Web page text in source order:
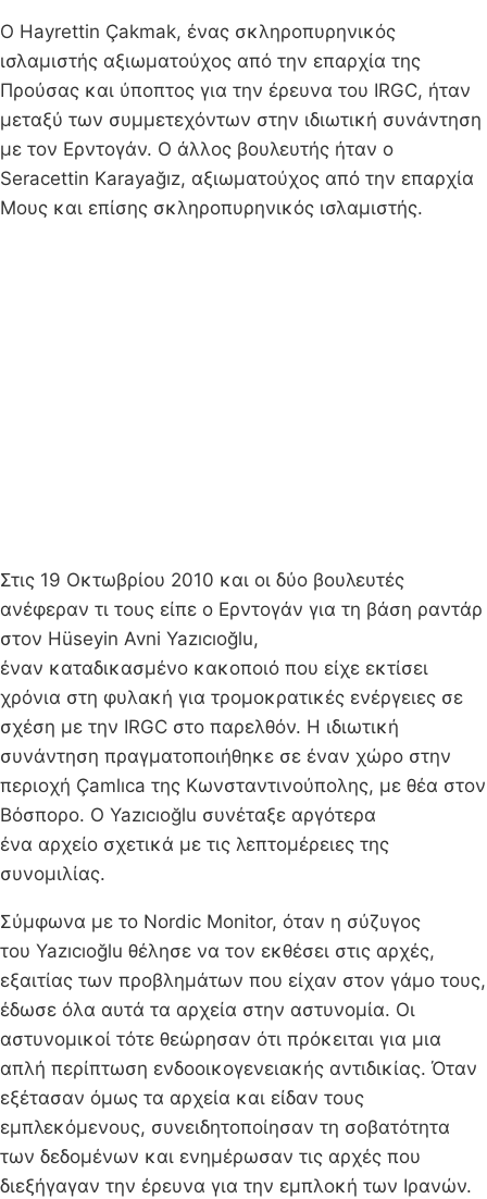
Ο Hayrettin Çakmak, ένας σκληροπυρηνικός
ισλαμιστής αξιωματούχος από την επαρχία της
Προύσας και ύποπτος για την έρευνα του IRGC, ήταν
μεταξύ των συμμετεχόντων στην ιδιωτική συνάντηση
με τον Ερντογάν. Ο άλλος βουλευτής ήταν ο
Seracettin Karayağız, αξιωματούχος από την επαρχία
Μους και επίσης σκληροπυρηνικός ισλαμιστής.
Στις 19 Οκτωβρίου 2010 και οι δύο βουλευτές
ανέφεραν τι τους είπε ο Ερντογάν για τη βάση ραντάρ
στον Hüseyin Avni Yazıcıoğlu,
έναν καταδικασμένο κακοποιό που είχε εκτίσει
χρόνια στη φυλακή για τρομοκρατικές ενέργειες σε
σχέση με την IRGC στο παρελθόν. Η ιδιωτική
συνάντηση πραγματοποιήθηκε σε έναν χώρο στην
περιοχή Çamlıca της Κωνσταντινούπολης, με θέα στον
Βόσπορο. Ο Yazıcıoğlu συνέταξε αργότερα
ένα αρχείο σχετικά με τις λεπτομέρειες της
συνομιλίας.
Σύμφωνα με το Nordic Monitor, όταν η σύζυγος
του Yazıcıoğlu θέλησε να τον εκθέσει στις αρχές,
εξαιτίας των προβλημάτων που είχαν στον γάμο τους,
έδωσε όλα αυτά τα αρχεία στην αστυνομία. Οι
αστυνομικοί τότε θεώρησαν ότι πρόκειται για μια
απλή περίπτωση ενδοοικογενειακής αντιδικίας. Όταν
εξέτασαν όμως τα αρχεία και είδαν τους
εμπλεκόμενους, συνειδητοποίησαν τη σοβατότητα
των δεδομένων και ενημέρωσαν τις αρχές που
διεξήγαγαν την έρευνα για την εμπλοκή των Ιρανών.